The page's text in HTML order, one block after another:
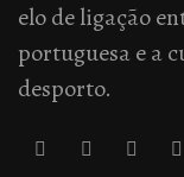
elo de ligação
portuguesa e a
desporto.